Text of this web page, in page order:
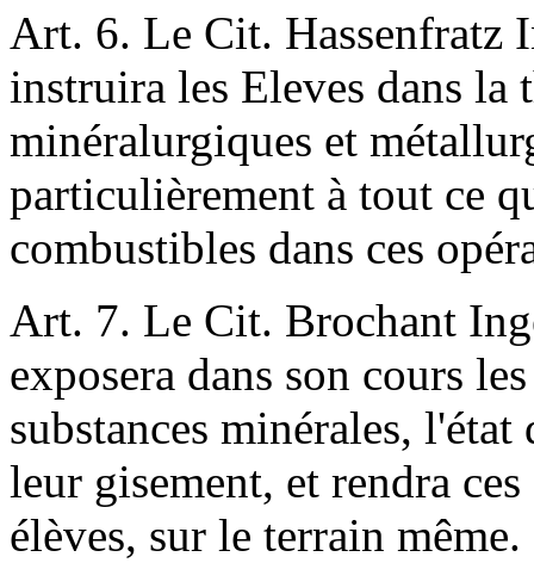
Art. 6. Le Cit. Hassenfratz
instruira les Eleves dans la
minéralurgiques et
particulièrement à tout ce
combustibles dans ces
Art. 7. Le Cit. Brochant
exposera dans son cours
substances minérales, l'état
leur gisement, et rendra
élèves, sur le terrain même.